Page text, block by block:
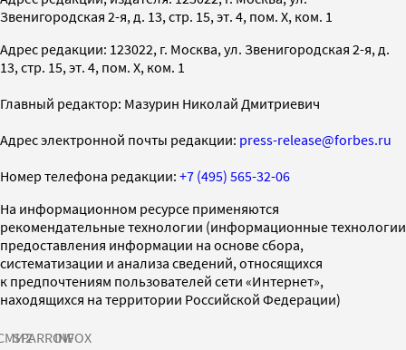
Звенигородская 2-я, д. 13, стр. 15, эт. 4, пом. X, ком. 1
Адрес редакции: 123022, г. Москва, ул. Звенигородская 2-я, д.
13, стр. 15, эт. 4, пом. X, ком. 1
Главный редактор: Мазурин Николай Дмитриевич
Адрес электронной почты редакции: press-release@forbes.ru
Номер телефона редакции: +7 (495) 565-32-06
На информационном ресурсе применяются
рекомендательные технологии (информационные технологии
предоставления информации на основе сбора,
систематизации и анализа сведений, относящихся
к предпочтениям пользователей сети «Интернет»,
находящихся на территории Российской Федерации)
SPARROWINFOX